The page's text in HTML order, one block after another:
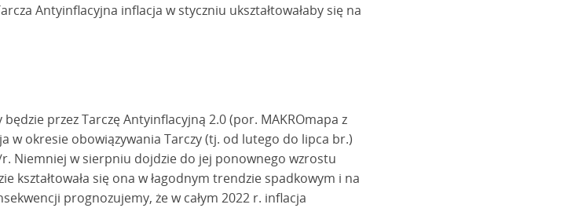
Antyinflacyjna inflacja w styczniu ukształtowałaby się na
przez Tarczę Antyinflacyjną 2.0 (por. MAKROmapa z
w okresie obowiązywania Tarczy (tj. od lutego do lipca br.)
Niemniej w sierpniu dojdzie do jej ponownego wzrostu
kształtowała się ona w łagodnym trendzie spadkowym i na
prognozujemy, że w całym 2022 r. inflacja